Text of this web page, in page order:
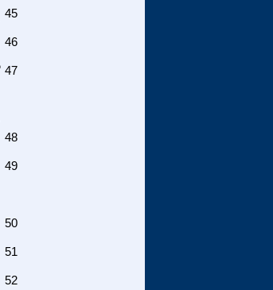
45
46
47
48
49
50
51
52